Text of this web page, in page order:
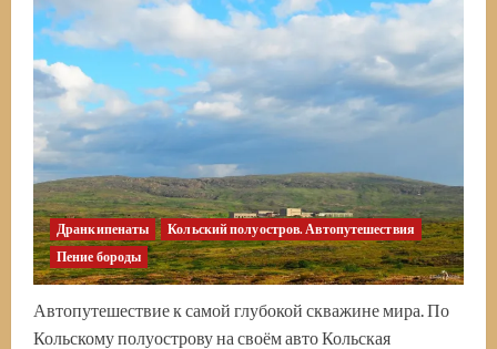
Дранкипенаты
Кольский полуостров. Автопутешествия
Пение бороды
Автопутешествие к самой глубокой скважине мира. По
Кольскому полуострову на своём авто Кольская